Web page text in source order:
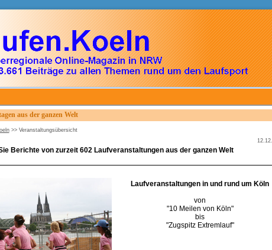
aus der ganzen Welt
>> Veranstaltungsübersicht
Berichte von zurzeit 602 Laufveranstaltungen aus der ganzen Welt
Laufveranstaltungen in und rund um Köln
von
"10 Meilen von Köln"
bis
"Zugspitz Extremlauf"